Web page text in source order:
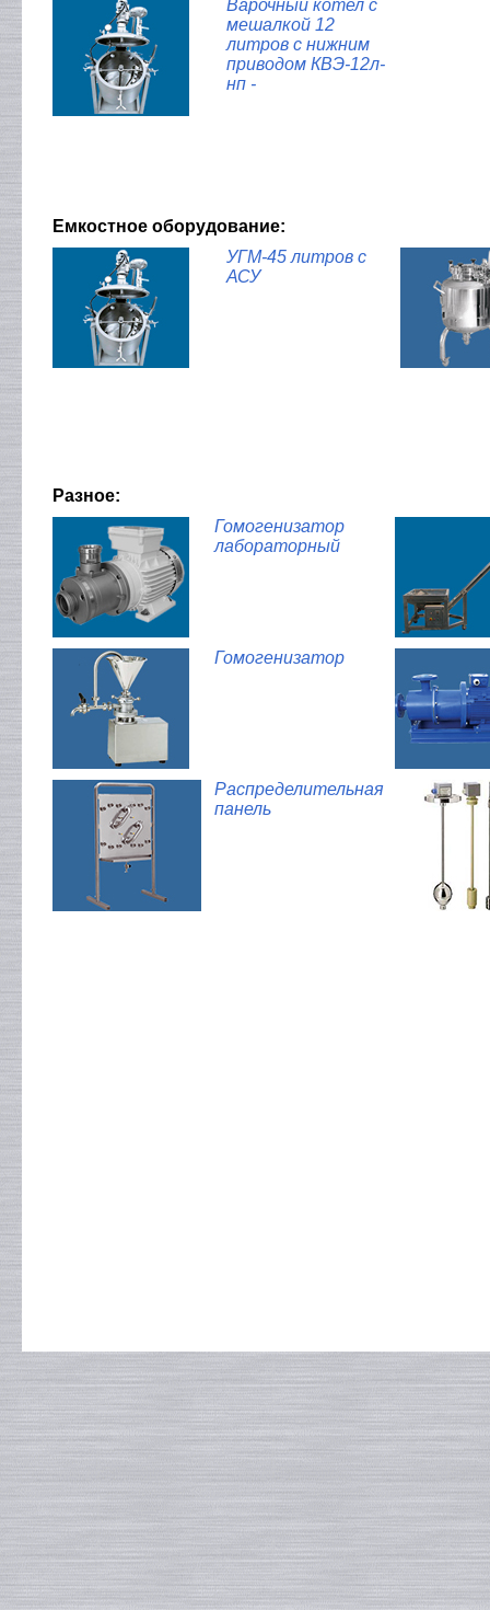
Варочный котел с
мешалкой 12
литров с нижним
приводом КВЭ-12л-
нп -
Емкостное оборудование:
УГМ-45 литров с
АСУ
Разное:
Гомогенизатор
лабораторный
Гомогенизатор
Распределительная
панель